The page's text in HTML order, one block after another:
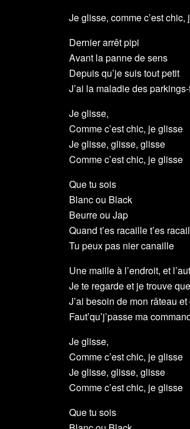
Je glisse, comme c’est chic,
Dernier arrêt pipi
Avant la panne de sens
Depuis qu’je suis tout petit
J’ai la maladie des
Je glisse,
Comme c’est chic, je glisse
Je glisse, glisse, glisse
Comme c’est chic, je glisse
Que tu sois
Blanc ou Black
Beurre ou Jap
Quand t’es racaille t’es
Tu peux pas nier canaille
Une maille à l’endroit, et
Je te regarde et je trouve
J’ai besoin de mon râteau et
Faut’qu’j’passe ma
Je glisse,
Comme c’est chic, je glisse
Je glisse, glisse, glisse
Comme c’est chic, je glisse
Que tu sois